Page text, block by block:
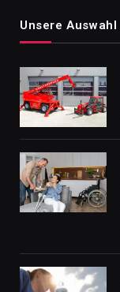
Unsere Auswahl